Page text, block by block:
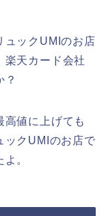
ュックUMIのお店
楽天カード会社
？
高値に上げても
ックUMIのお店で
。